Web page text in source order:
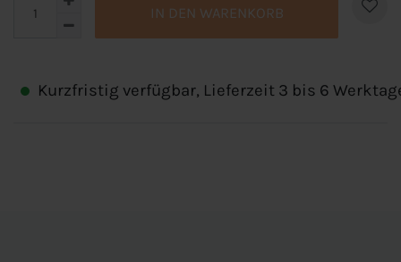
IN DEN WARENKORB
Kurzfristig verfügbar, Lieferzeit 3 bis 6